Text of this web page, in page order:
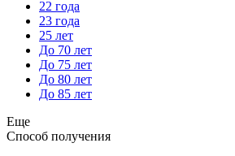
22 года
23 года
25 лет
До 70 лет
До 75 лет
До 80 лет
До 85 лет
Еще
Способ получения